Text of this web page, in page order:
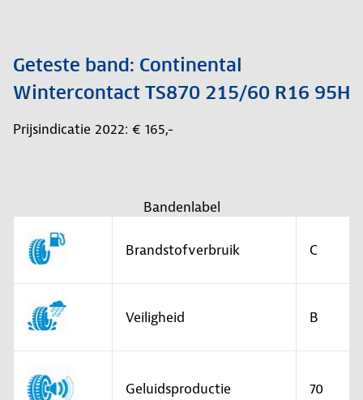
Geteste band: Continental
Wintercontact TS870 215/60 R16 95H
Prijsindicatie 2022: € 165,-
Bandenlabel
Brandstofverbruik C
Veiligheid B
Geluidsproductie 70